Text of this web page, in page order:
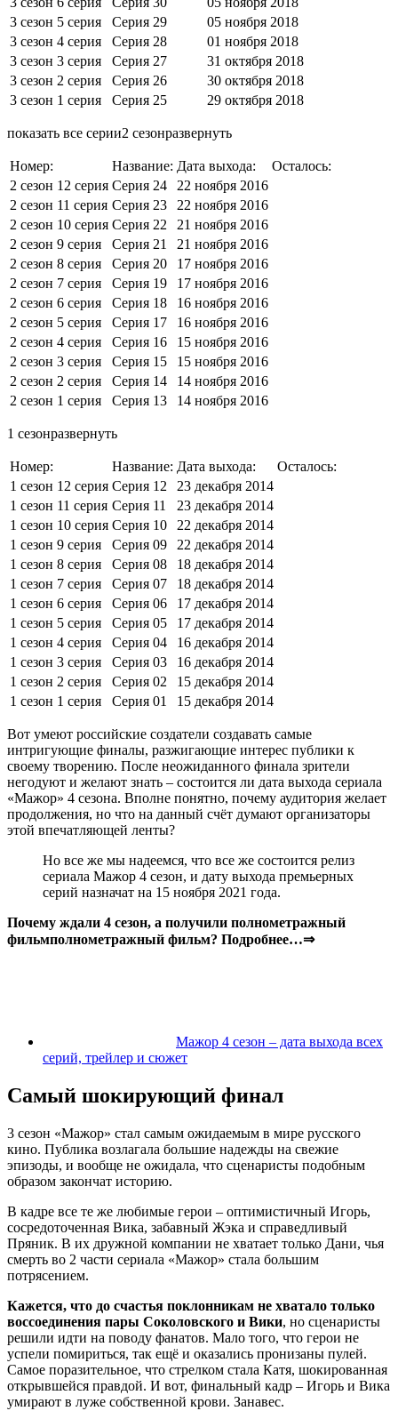
3 сезон 5 серия
Серия 29
05 ноября 2018
3 сезон 4 серия
Серия 28
01 ноября 2018
3 сезон 3 серия
Серия 27
31 октября 2018
3 сезон 2 серия
Серия 26
30 октября 2018
3 сезон 1 серия
Серия 25 29 октября 2018
показать все серии2 сезонразвернуть
Номер: Название: Дата выхода:
Осталось:
2 сезон 12 серия Серия 24
22 ноября 2016
2 сезон 11 серия Серия 23
22 ноября 2016
2 сезон 10 серия Серия 22
21 ноября 2016
2 сезон 9 серия
Серия 21
21 ноября 2016
2 сезон 8 серия
Серия 20
17 ноября 2016
2 сезон 7 серия
Серия 19
17 ноября 2016
2 сезон 6 серия
Серия 18
16 ноября 2016
2 сезон 5 серия
Серия 17
16 ноября 2016
2 сезон 4 серия
Серия 16
15 ноября 2016
2 сезон 3 серия
Серия 15
15 ноября 2016
2 сезон 2 серия
Серия 14
14 ноября 2016
2 сезон 1 серия
Серия 13 14 ноября 2016
1 сезонразвернуть
Номер: Название: Дата выхода:
Осталось:
1 сезон 12 серия Серия 12
23 декабря 2014
1 сезон 11 серия Серия 11
23 декабря 2014
1 сезон 10 серия Серия 10
22 декабря 2014
1 сезон 9 серия
Серия 09
22 декабря 2014
1 сезон 8 серия
Серия 08
18 декабря 2014
1 сезон 7 серия
Серия 07
18 декабря 2014
1 сезон 6 серия
Серия 06
17 декабря 2014
1 сезон 5 серия
Серия 05
17 декабря 2014
1 сезон 4 серия
Серия 04
16 декабря 2014
1 сезон 3 серия
Серия 03
16 декабря 2014
1 сезон 2 серия
Серия 02
15 декабря 2014
1 сезон 1 серия
Серия 01 15 декабря 2014
Вот умеют российские создатели создавать самые
интригующие финалы, разжигающие интерес публики к
своему творению. После неожиданного финала зрители
негодуют и желают знать – состоится ли дата выхода сериала
«Мажор» 4 сезона. Вполне понятно, почему аудитория желает
продолжения, но что на данный счёт думают организаторы
этой впечатляющей ленты?
Но все же мы надеемся, что все же состоится релиз
сериала Мажор 4 сезон, и дату выхода премьерных
серий назначат на 15 ноября 2021 года.
Почему ждали 4 сезон, а получили полнометражный
фильмполнометражный фильм? Подробнее…⇒
Мажор 4 сезон – дата выхода всех
серий, трейлер и сюжет
Самый шокирующий финал
3 сезон «Мажор» стал самым ожидаемым в мире русского
кино. Публика возлагала большие надежды на свежие
эпизоды, и вообще не ожидала, что сценаристы подобным
образом закончат историю.
В кадре все те же любимые герои – оптимистичный Игорь,
сосредоточенная Вика, забавный Жэка и справедливый
Пряник. В их дружной компании не хватает только Дани, чья
смерть во 2 части сериала «Мажор» стала большим
потрясением.
Кажется, что до счастья поклонникам не хватало только
воссоединения пары Соколовского и Вики, но сценаристы
решили идти на поводу фанатов. Мало того, что герои не
успели помириться, так ещё и оказались пронизаны пулей.
Самое поразительное, что стрелком стала Катя, шокированная
открывшейся правдой. И вот, финальный кадр – Игорь и Вика
умирают в луже собственной крови. Занавес.